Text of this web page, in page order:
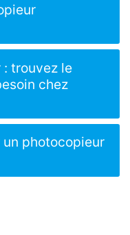
trouvez le
chez
photocopieur